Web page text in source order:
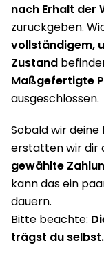
nach Erhalt der
zurückgeben.
vollständigem,
Zustand
Maßgefertigte
ausgeschlossen.
Sobald wir
erstatten wir dir
gewählte
kann das ein
dauern.
Bitte beachte:
trägst du selbst.